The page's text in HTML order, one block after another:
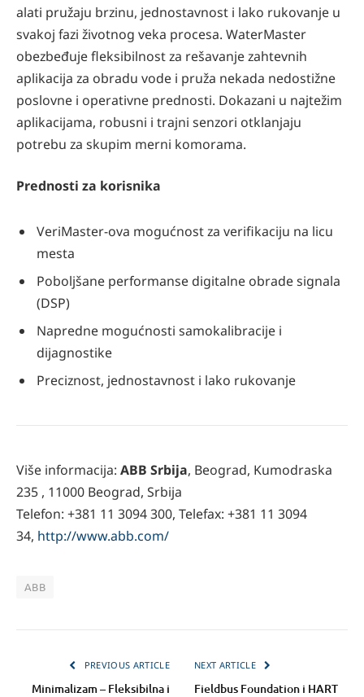
alati pružaju brzinu, jednostavnost i lako rukovanje u
svakoj fazi životnog veka procesa. WaterMaster
obezbeđuje fleksibilnost za rešavanje zahtevnih
aplikacija za obradu vode i pruža nekada nedostižne
poslovne i operativne prednosti. Dokazani u najtežim
aplikacijama, robusni i trajni senzori otklanjaju
potrebu za skupim merni komorama.
Prednosti za korisnika
VeriMaster-ova mogućnost za verifikaciju na licu
mesta
Poboljšane performanse digitalne obrade signala
(DSP)
Napredne mogućnosti samokalibracije i
dijagnostike
Preciznost, jednostavnost i lako rukovanje
Više informacija: ABB Srbija, Beograd, Kumodraska
235 , 11000 Beograd, Srbija
Telefon: +381 11 3094 300, Telefax: +381 11 3094
34, http://www.abb.com/
ABB
PREVIOUS ARTICLE
Minimalizam – Fleksibilna i
NEXT ARTICLE
Fieldbus Foundation i HART